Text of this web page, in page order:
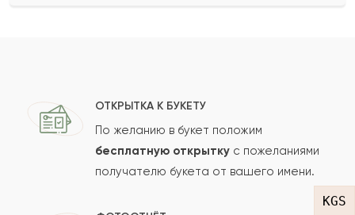
KGS
Ваш e-mail
Отзыв
ОТКРЫТКА К БУКЕТУ
По желанию в букет положим
бесплатную открытку с пожеланиями
получателю букета от вашего имени.